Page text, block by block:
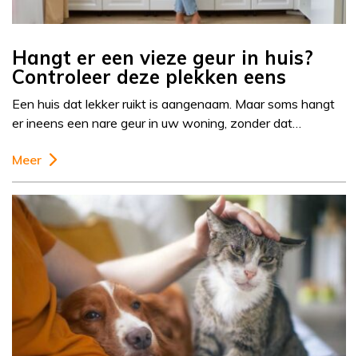
Hangt er een vieze geur in huis?
Controleer deze plekken eens
Een huis dat lekker ruikt is aangenaam. Maar soms hangt
er ineens een nare geur in uw woning, zonder dat…
Meer